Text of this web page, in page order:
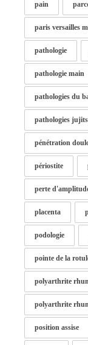
pain
paris versailles
pathologie
pathologie main
pathologies du
pathologies
pénétration
périostite
perte
placenta
podologie
pointe de la
polyarthrite
polyarthrite
position assise